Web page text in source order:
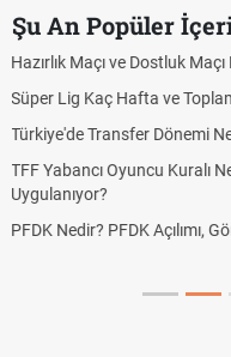
Şu An Popüler
Puan Durumunda AG,
Skor Ne Demek?
Futbol Nasıl Oynanır?
Deplasman Golü Kuralı
Uygulanıyor?
DGS Sonuçları Ne